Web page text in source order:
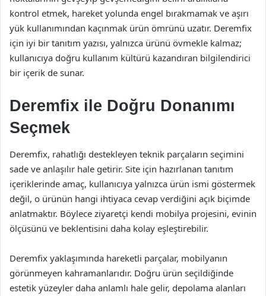
kontrol etmek, hareket yolunda engel bırakmamak ve aşırı
yük kullanımından kaçınmak ürün ömrünü uzatır. Deremfix
için iyi bir tanıtım yazısı, yalnızca ürünü övmekle kalmaz;
kullanıcıya doğru kullanım kültürü kazandıran bilgilendirici
bir içerik de sunar.
Deremfix ile Doğru Donanımı
Seçmek
Deremfix, rahatlığı destekleyen teknik parçaların seçimini
sade ve anlaşılır hale getirir. Site için hazırlanan tanıtım
içeriklerinde amaç, kullanıcıya yalnızca ürün ismi göstermek
değil, o ürünün hangi ihtiyaca cevap verdiğini açık biçimde
anlatmaktır. Böylece ziyaretçi kendi mobilya projesini, evinin
ölçüsünü ve beklentisini daha kolay eşleştirebilir.
Deremfix yaklaşımında hareketli parçalar, mobilyanın
görünmeyen kahramanlarıdır. Doğru ürün seçildiğinde
estetik yüzeyler daha anlamlı hale gelir, depolama alanları